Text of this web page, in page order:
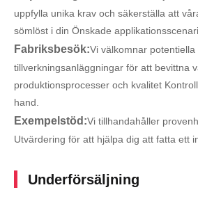
uppfylla unika krav och säkerställa att
sömlöst i din Önskade
Fabriksbesök:Vi välkomnar
tillverkningsanläggningar för att bevittna
produktionsprocesser och kvalitet
hand.
Exempelstöd:Vi tillhandahåller
Utvärdering för att hjälpa dig att fatta ett
Underförsäljning